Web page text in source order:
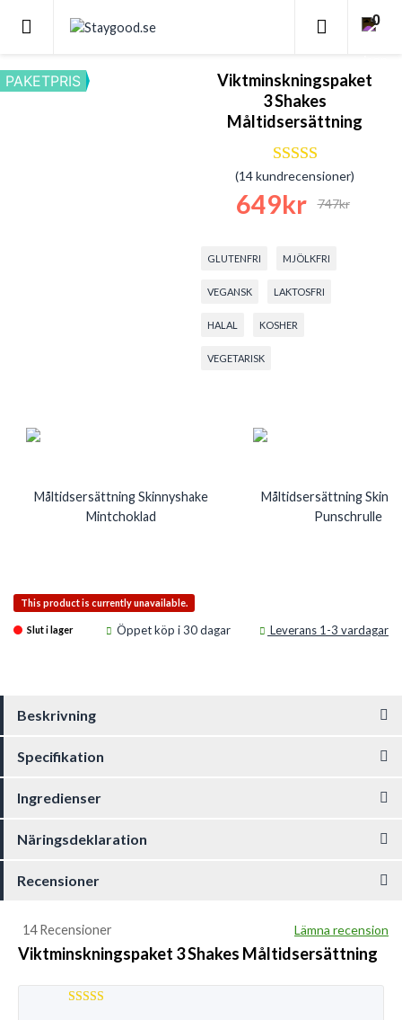
0
PAKETPRIS
Viktminskningspaket
3 Shakes
Måltidsersättning
Betygsatt4.64av 5
baserat på14
(14kundrecensioner)
747kr
Det ursprungliga
649krDet nuvarande
GLUTENFRI MJÖLKFRI
VEGANSK LAKTOSFRI
HALAL KOSHER
VEGETARISK
Måltidsersättning Skinnyshake
Mintchoklad
Måltidsersättning
Punschrulle
This product is currently unavailable.
Slut i lager Öppet köp i 30 dagar Leverans 1-3 vardagar
Beskrivning
Specifikation
Ingredienser
Näringsdeklaration
Recensioner
14 Recensioner Lämna recension
Viktminskningspaket 3 Shakes Måltidsersättning